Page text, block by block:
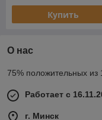
Купить
О нас
75% положительных из
Работает с
г. Минск